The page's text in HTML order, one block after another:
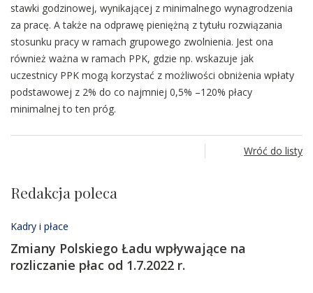
stawki godzinowej, wynikającej z minimalnego wynagrodzenia
za pracę. A także na odprawę pieniężną z tytułu rozwiązania
stosunku pracy w ramach grupowego zwolnienia. Jest ona
również ważna w ramach PPK, gdzie np. wskazuje jak
uczestnicy PPK mogą korzystać z możliwości obniżenia wpłaty
podstawowej z 2% do co najmniej 0,5% –120% płacy
minimalnej to ten próg.
Wróć do listy
Redakcja poleca
Kadry i płace
Zmiany Polskiego Ładu wpływające na
rozliczanie płac od 1.7.2022 r.